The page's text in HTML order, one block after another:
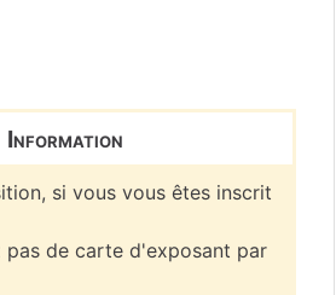
Information
si vous vous êtes inscrit
pas de carte d'exposant par